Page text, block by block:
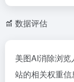
数据评估
美图AI消除浏
站的相关权重